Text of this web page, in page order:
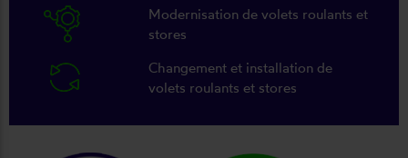
Modernisation de volets roulants et
stores
Changement et installation de
volets roulants et stores